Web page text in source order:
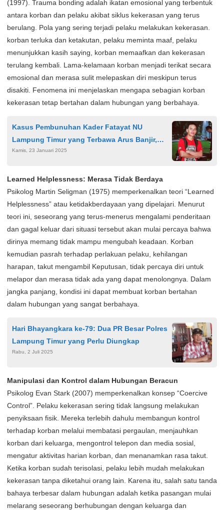
(1997). Trauma bonding adalah ikatan emosional yang terbentuk
antara korban dan pelaku akibat siklus kekerasan yang terus
berulang. Pola yang sering terjadi pelaku melakukan kekerasan.
korban terluka dan ketakutan, pelaku meminta maaf, pelaku
menunjukkan kasih saying, korban memaafkan dan kekerasan
terulang kembali. Lama-kelamaan korban menjadi terikat secara
emosional dan merasa sulit melepaskan diri meskipun terus
disakiti. Fenomena ini menjelaskan mengapa sebagian korban
kekerasan tetap bertahan dalam hubungan yang berbahaya.
Kasus Pembunuhan Kader Fatayat NU
Lampung Timur yang Terbawa Arus Banjir,
Harga Singkong pun Tidak Layak
Kamis, 23 Januari 2025
Learned Helplessness: Merasa Tidak Berdaya
Psikolog Martin Seligman (1975) memperkenalkan teori “Learned
Helplessness” atau ketidakberdayaan yang dipelajari. Menurut
teori ini, seseorang yang terus-menerus mengalami penderitaan
dan gagal keluar dari situasi tersebut akan mulai percaya bahwa
dirinya memang tidak mampu mengubah keadaan. Korban
kemudian pasrah terhadap perlakuan pelaku, kehilangan
harapan, takut mengambil Keputusan, tidak percaya diri untuk
melapor dan merasa tidak ada yang dapat menolongnya. Dalam
jangka panjang, kondisi ini dapat membuat korban bertahan
dalam hubungan yang sangat berbahaya.
Hari Bhayangkara ke-79: Dua PR Besar Polres
Lampung Timur yang Perlu Diungkap
Rabu, 2 Juli 2025
Manipulasi dan Kontrol dalam Hubungan Beracun
Psikolog Evan Stark (2007) memperkenalkan konsep “Coercive
Control”. Pelaku kekerasan sering tidak langsung melakukan
penyiksaan fisik. Mereka terlebih dahulu membangun kontrol
terhadap korban melalui membatasi pergaulan, menjauhkan
korban dari keluarga, mengontrol telepon dan media sosial,
mengatur aktivitas harian korban, dan menanamkan rasa takut.
Ketika korban sudah terisolasi, pelaku lebih mudah melakukan
kekerasan tanpa diketahui orang lain. Karena itu, salah satu tanda
bahaya terbesar dalam hubungan adalah ketika pasangan mulai
melarang seseorang berhubungan dengan keluarga dan